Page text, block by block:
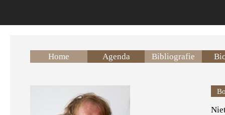
Home Agenda Bibliografie